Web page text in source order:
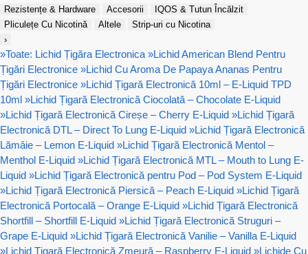
Rezistențe & Hardware
Accesorii
IQOS & Tutun Încălzit
Pliculețe Cu Nicotină
Altele
Strip-uri cu Nicotina
›
»Toate: Lichid Țigăra Electronica »Lichid American Blend Pentru
Țigări Electronice »Lichid Cu Aroma De Papaya Ananas Pentru
Țigări Electronice »Lichid Țigară Electronică 10ml – E-Liquid TPD
10ml »Lichid Țigară Electronică Ciocolată – Chocolate E-Liquid
»Lichid Țigară Electronică Cireșe – Cherry E-Liquid »Lichid Țigară
Electronică DTL – Direct To Lung E-Liquid »Lichid Țigară Electronică
Lămâie – Lemon E-Liquid »Lichid Țigară Electronică Mentol –
Menthol E-Liquid »Lichid Țigară Electronică MTL – Mouth to Lung E-
Liquid »Lichid Țigară Electronică pentru Pod – Pod System E-Liquid
»Lichid Țigară Electronică Piersică – Peach E-Liquid »Lichid Țigară
Electronică Portocală – Orange E-Liquid »Lichid Țigară Electronică
Shortfill – Shortfill E-Liquid »Lichid Țigară Electronică Struguri –
Grape E-Liquid »Lichid Țigară Electronică Vanilie – Vanilla E-Liquid
»Lichid Țigară Electronică Zmeură – Raspberry E-Liquid »Lichide Cu